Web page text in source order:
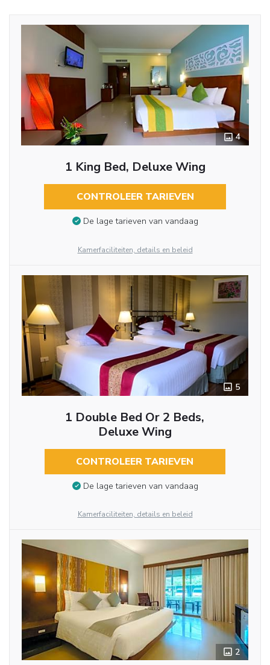
4
1 King Bed, Deluxe Wing
CONTROLEER TARIEVEN
De lage tarieven van vandaag
Kamerfaciliteiten, details en beleid
5
1 Double Bed Or 2 Beds,
Deluxe Wing
CONTROLEER TARIEVEN
De lage tarieven van vandaag
Kamerfaciliteiten, details en beleid
2